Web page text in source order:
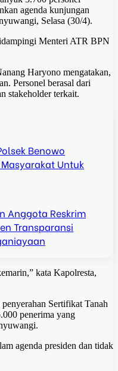
agenda kunjungan
Selasa (30/4).
Menteri ATR BPN
Haryono mengatakan,
Personel berasal dari
stakeholder terkait.
Benowo
Untuk
Anggota Reskrim
Transparansi
kata Kapolresta,
Sertifikat Tanah
penerima yang
agenda presiden dan tidak